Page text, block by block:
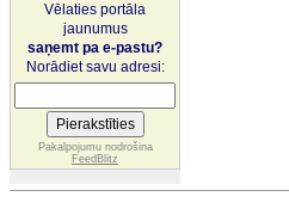
Vēlaties portāla
jaunumus
saņemt pa e-pastu?
Norādiet savu adresi:
Pakalpojumu nodrošina
FeedBlitz